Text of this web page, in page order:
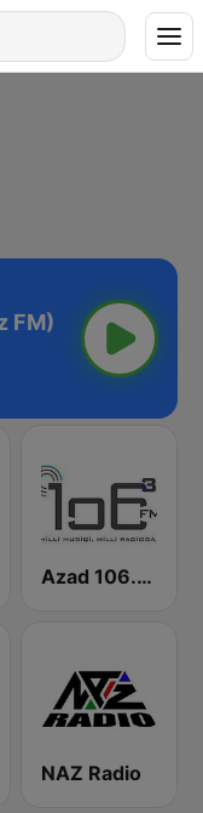
FM)
Azad 106.3 FM
NAZ Radio